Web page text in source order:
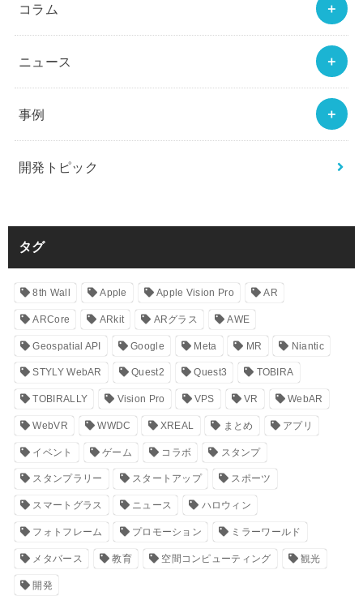
コラム
ニュース
事例
開発トピック
タグ
8th Wall Apple Apple Vision Pro AR
ARCore ARkit ARグラス AWE
Geospatial API Google Meta MR Niantic
STYLY WebAR Quest2 Quest3 TOBIRA
TOBIRALLY Vision Pro VPS VR WebAR
WebVR WWDC XREAL まとめ アプリ
イベント ゲーム コラボ スタンプ
スタンプラリー スタートアップ スポーツ
スマートグラス ニュース ハロウィン
フォトフレーム プロモーション ミラーワールド
メタバース 教育 空間コンピューティング 観光
開発